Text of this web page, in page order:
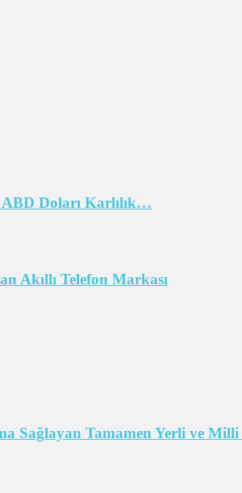
ABD Doları Karlılık…
Akıllı Telefon Markası
Sağlayan Tamamen Yerli ve